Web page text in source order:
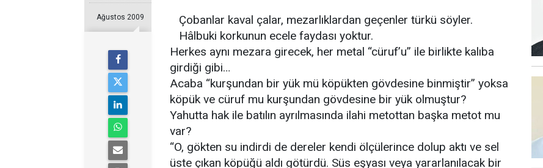
Ağustos 2009
Çobanlar kaval çalar, mezarlıklardan geçenler türkü söyler.
Hâlbuki korkunun ecele faydası yoktur.
Herkes aynı mezara girecek, her metal “cüruf’u” ile birlikte kalıba
girdiği gibi…
Acaba “kurşundan bir yük mü köpükten gövdesine binmiştir” yoksa
köpük ve cüruf mu kurşundan gövdesine bir yük olmuştur?
Yahutta hak ile batılın ayrılmasında ilahi metottan başka metot mu
var?
“O, gökten su indirdi de dereler kendi ölçülerince dolup aktı ve sel
üste çıkan köpüğü aldı götürdü. Süs eşyası veya yararlanılacak bir